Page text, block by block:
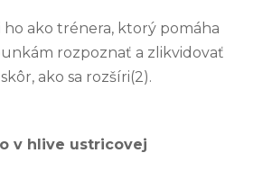
ho ako trénera, ktorý pomáha
rozpoznať a zlikvidovať
ako sa rozšíri(2).
v hlive ustricovej
Používateľská
spokojnosť
Aby naša
najlepšie. Ak